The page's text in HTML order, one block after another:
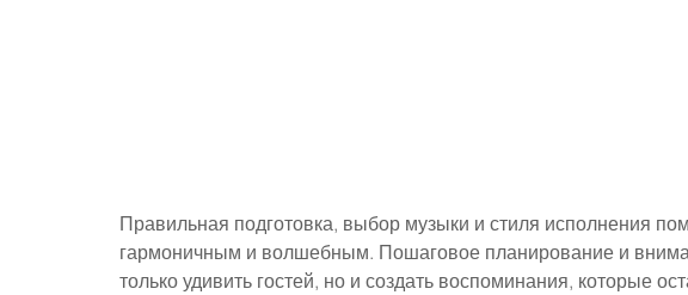
Правильная подготовка, выбор музыки и стиля исполнения
гармоничным и волшебным. Пошаговое планирование и
только удивить гостей, но и создать воспоминания, которые